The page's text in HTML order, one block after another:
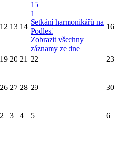
12 13 14
15
1
Setkání harmonikářů na
Podlesí
Zobrazit všechny
záznamy ze dne
16
19 20 21 22 23
26 27 28 29 30
2 3 4 5 6